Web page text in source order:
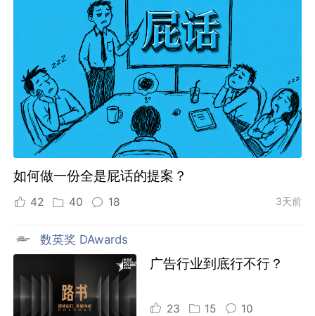
如何做一份全是屁话的提案？
42 40 18 3天前
数英奖 DAwards
广告行业到底行不行？
23 15 10